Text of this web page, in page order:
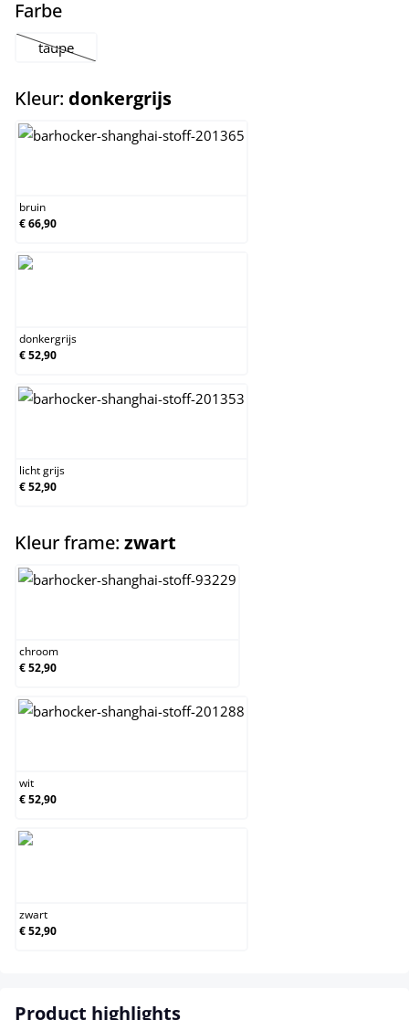
Farbeselect
taupe
(Deze optie is momenteel niet beschikbaar.)
Kleur: donkergrijsselect
bruin
€ 66,90
donkergrijs
€ 52,90
licht grijs
€ 52,90
Kleur frame: zwart
chroom
€ 52,90
wit
€ 52,90
zwart
€ 52,90
Product highlights